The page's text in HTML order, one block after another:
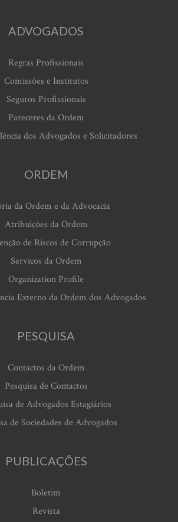
ADVOGADOS
Regras Profissionais
Comissões e Institutos
Seguros Profissionais
Pareceres da Ordem
dos Advogados e Solicitadores
ORDEM
da Ordem e da Advocacia
Atribuições da Ordem
de Riscos de Corrupção
Serviços da Ordem
Organization Profile
Externo da Ordem dos Advogados
PESQUISA
Contactos da Ordem
Pesquisa de Contactos
de Advogados Estagiários
de Sociedades de Advogados
PUBLICAÇÕES
Boletim
Revista